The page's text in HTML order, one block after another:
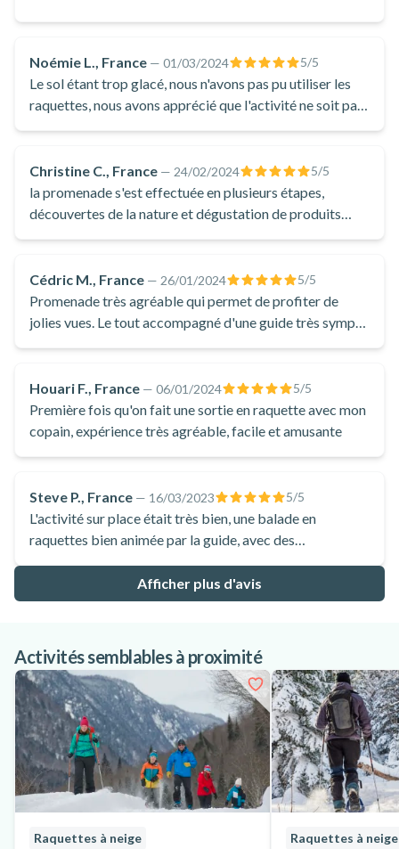
sera fait pour vous permettre de profiter d'un déjeuner avec
une boisson chaude. Tous les produits que vous
consommerez proviennent d'un approvisionnement local ce
qui vous permettra de goûter aux saveurs de la région.
Ensuite, vous rejoindrez la navette qui vous déposera dans la
N'hésitez plus et découvrez le parc Jacques-Cartier en
raquettes pour une journée de randonnée incroyable au
Noémie L., France — 01/03/2024 5/5
Le sol étant trop glacé, nous n'avons pas pu utiliser les
raquettes, nous avons apprécié que l'activité ne soit pas
Christine C., France — 24/02/2024 5/5
la promenade s'est effectuée en plusieurs étapes,
découvertes de la nature et dégustation de produits
Cédric M., France — 26/01/2024 5/5
Promenade très agréable qui permet de profiter de
jolies vues. Le tout accompagné d'une guide très sympa
précises et des feuilles pour illustrer. Les pauses de
dégustation de produit locaux sont les bienvenues
également :) . Bref, un bon moment dans la forêt
Houari F., France — 06/01/2024 5/5
Première fois qu'on fait une sortie en raquette avec mon
copain, expérience très agréable, facile et amusante
Steve P., France — 16/03/2023 5/5
L'activité sur place était très bien, une balade en
raquettes bien animée par la guide, avec des
Afficher plus d'avis
Activités semblables à proximité
Raquettes à neige
Raquettes à neige